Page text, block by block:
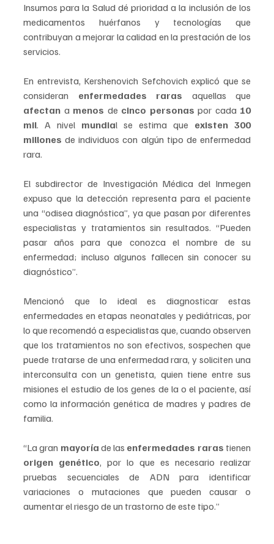
Insumos para la Salud dé prioridad a la inclusión de los
medicamentos huérfanos y tecnologías que
contribuyan a mejorar la calidad en la prestación de los
servicios.
En entrevista, Kershenovich Sefchovich explicó que se
consideran enfermedades raras
afectan a menos de cinco personas por cada 10
mil. A nivel mundial se estima que existen 300
millones de individuos con algún tipo de enfermedad
rara.
El subdirector de Investigación Médica del Inmegen
expuso que la detección representa para el paciente
una “odisea diagnóstica”, ya que pasan por diferentes
especialistas y tratamientos sin resultados. “Pueden
pasar años para que conozca el nombre de su
enfermedad; incluso algunos fallecen sin conocer su
diagnóstico”.
Mencionó que lo ideal es diagnosticar estas
enfermedades en etapas neonatales y pediátricas, por
lo que recomendó a especialistas que, cuando observen
que los tratamientos no son efectivos, sospechen que
puede tratarse de una enfermedad rara, y soliciten una
interconsulta con un genetista, quien tiene entre sus
misiones el estudio de los genes de la o el paciente, así
como la información genética de madres y padres de
familia.
“La gran mayoría de las enfermedades raras
origen genético, por lo que es necesario realizar
pruebas secuenciales de ADN para identificar
variaciones o mutaciones que pueden causar o
aumentar el riesgo de un trastorno de este tipo.”